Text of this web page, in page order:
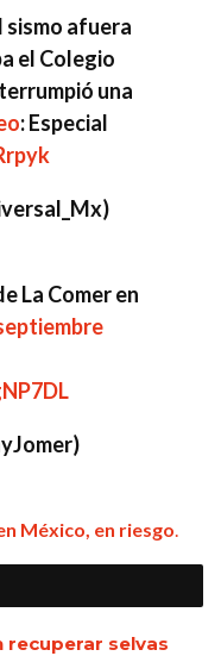
sismo afuera
el Colegio
una
: Especial
La Comer en
México, en riesgo
recuperar selvas